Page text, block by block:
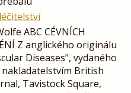
ABC CÉVNÍCH
Z anglického originálu
Diseases", vydaného
nakladatelstvím British
Tavistock Square,